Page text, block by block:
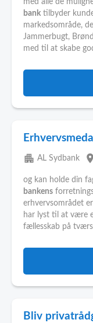
med alle de
bank tilbyder
markedsområde,
Jammerbugt,
med til at skabe
apartment AL Sydbank place
og kan holde din
bankens
erhvervsområdet
har lyst til at være
fællesskab på tværs
Bliv